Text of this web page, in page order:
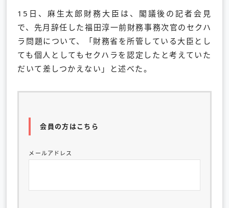
15日、麻生太郎財務大臣は、閣議後の記者会見
で、先月辞任した福田淳一前財務事務次官のセクハ
ラ問題について、「財務省を所管している大臣とし
ても個人としてもセクハラを認定したと考えていた
だいて差しつかえない」と述べた。
会員の方はこちら
メールアドレス